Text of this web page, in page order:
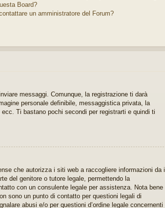
Board?
un amministratore del Forum?
messaggi. Comunque, la registrazione ti darà
personale definibile, messaggistica privata, la
Ti bastano pochi secondi per registrarti e quindi ti
che autorizza i siti web a raccogliere informazioni da i
del genitore o tutore legale, permettendo la
con un consulente legale per assistenza. Nota bene
sono un punto di contatto per questioni legali di
abusi e/o per questioni d’ordine legale concernenti